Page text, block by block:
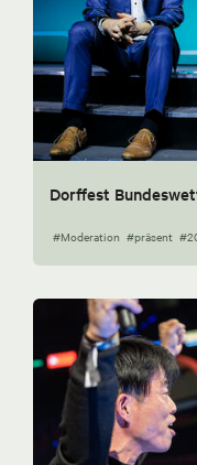
Dorffest
#Moderation #präsent